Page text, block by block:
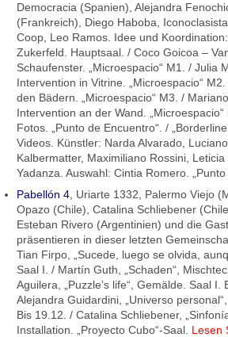
Democracia (Spanien), Alejandra
(Frankreich), Diego Haboba,
Coop, Leo Ramos. Idee und
Zukerfeld. Hauptsaal. / Coco Goicoa –
Schaufenster. „Microespacio“ M1. / Julia
Intervention in Vitrine. „Microespacio“
den Bädern. „Microespacio“ M3. /
Intervention an der Wand.
Fotos. „Punto de Encuentro“. /
Videos. Künstler: Narda Alvarado,
Kalbermatter, Maximiliano Rossini,
Yadanza. Auswahl: Cintia Romero.
Pabellón 4, Uriarte 1332, Palermo Viejo
Opazo (Chile), Catalina Schliebener
Esteban Rivero (Argentinien) und die
präsentieren in dieser letzten
Tian Firpo, „Sucede, luego se olvida,
Saal I. / Martín Guth, „Schaden“,
Aguilera, „Puzzle’s life“, Gemälde. Saal
Alejandra Guidardini, „Universo
Bis 19.12. / Catalina Schliebener,
Installation. „Proyecto Cubo“-Saal. Lesen